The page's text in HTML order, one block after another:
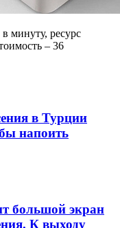
минуту, ресурс
– 36
в Турции
напоить
большой экран
К выходу